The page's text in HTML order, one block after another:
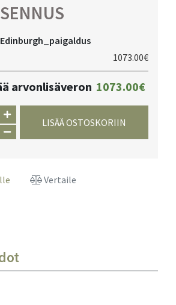
Edinburgh_paigaldus
1073.00€
arvonlisäveron 1073.00€
LISÄÄ OSTOSKORIIN
Vertaile